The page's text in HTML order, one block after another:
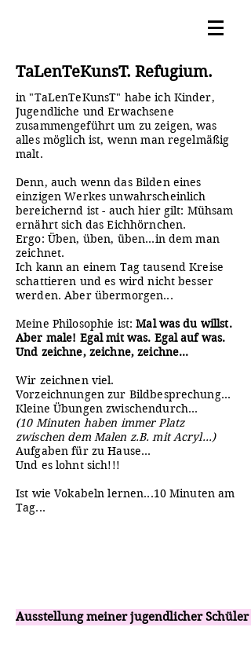
TaLenTeKunsT. Refugium.
in "TaLenTeKunsT" habe ich Kinder,
Jugendliche und Erwachsene
zusammengeführt um zu zeigen, was
alles möglich ist, wenn man regelmäßig
malt.
Denn, auch wenn das Bilden eines
einzigen Werkes unwahrscheinlich
bereichernd ist - auch hier gilt: Mühsam
ernährt sich das Eichhörnchen.
Ergo: Üben, üben, üben...in dem man
zeichnet.
Ich kann an einem Tag tausend Kreise
schattieren und es wird nicht besser
werden. Aber übermorgen...
Meine Philosophie ist:Mal was du willst.
Aber male! Egal mit was. Egal auf was.
Und zeichne, zeichne, zeichne...
Wir zeichnen viel.
Vorzeichnungen zur Bildbesprechung...
Kleine Übungen zwischendurch...
(10 Minuten haben immer Platz
zwischen dem Malen z.B. mit Acryl...)
Aufgaben für zu Hause...
Und es lohnt sich!!!
Ist wie Vokabeln lernen...10 Minuten am
Tag...
Ausstellung meiner jugendlicher Schüler